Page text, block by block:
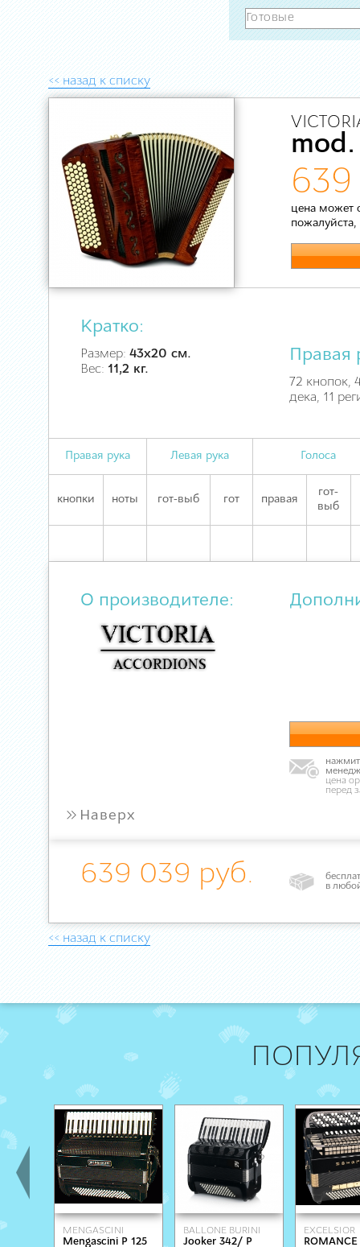
<< назад к списку
цена может
пожалуйста,
Кратко:
Размер: 43х20 см.
Вес: 11,2 кг.
Правая
72 кнопок,
дека, 11
Правая рука Левая рука Голоса
кнопки ноты гот-выб гот правая
гот-
выб
О производителе:
цена
перед
» Наверх
639 039 руб.
в
<< назад к списку
MENGASCINI
Mengascini P 125
BALLONE BURINI
Jooker 342/ Р
EXCELSIOR
ROMANCE